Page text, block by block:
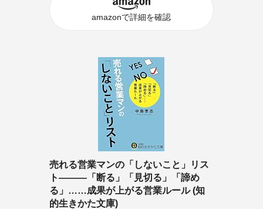
amazonで詳細を確認
売れる営業マンの「しないこと」リス
ト―――「断る」「見切る」「諦め
る」……成果が上がる営業ルール (知
的生きかた文庫)